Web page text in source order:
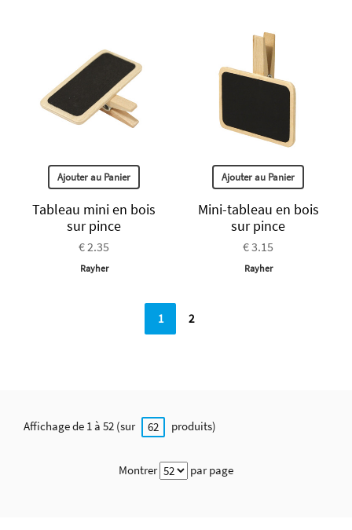
Ajouter au Panier
Tableau mini en bois
sur pince
€ 2.35
Rayher
Ajouter au Panier
Mini-tableau en bois
sur pince
€ 3.15
Rayher
1 2
Affichage de 1 à 52 (sur 62 produits)
Montrer par page